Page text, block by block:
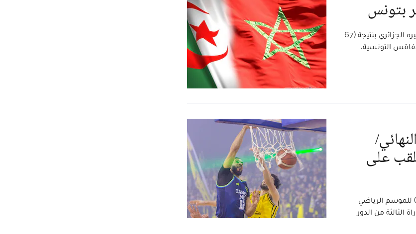
بتونس
فاز المنتخب المغربي لكرة السلة إناث- أقل من 18 سنة مجددا على نظيره الجزائري بنتيجة (67
التونسية،
على
للموسم الرياضي
سلا بنتيجة 79 مقابل 71، في المباراة الثالثة من الدور